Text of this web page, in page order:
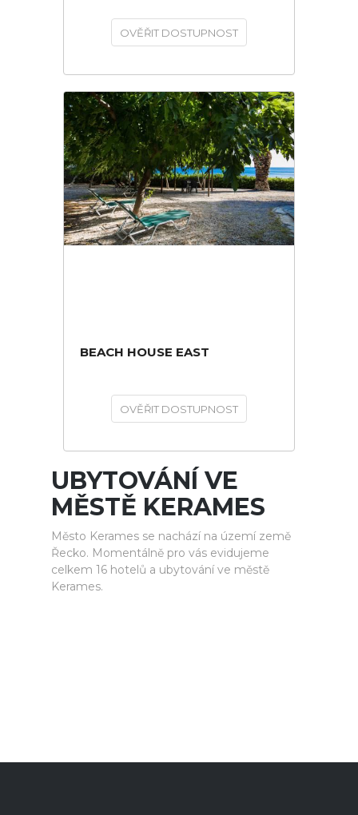
OVĚŘIT DOSTUPNOST
BEACH HOUSE EAST
OVĚŘIT DOSTUPNOST
UBYTOVÁNÍ VE
MĚSTĚ KERAMES
Město Kerames se nachází na území země
Řecko. Momentálně pro vás evidujeme
celkem 16 hotelů a ubytování ve městě
Kerames.